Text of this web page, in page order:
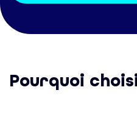
Pourquoi